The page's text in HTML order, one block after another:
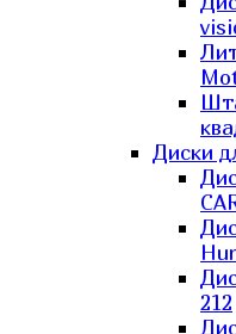
Диски
212